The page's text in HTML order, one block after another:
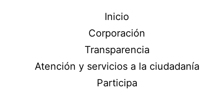
Inicio
Corporación
Transparencia
Atención y servicios a la ciudadanía
Participa